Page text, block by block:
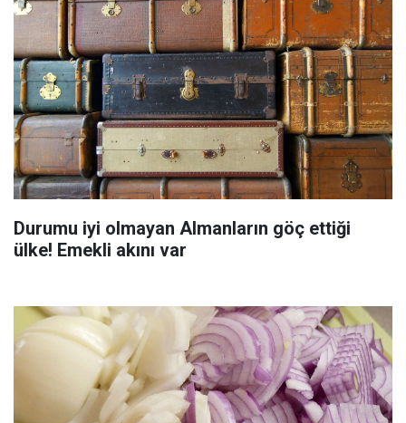
Durumu iyi olmayan Almanların göç ettiği
ülke! Emekli akını var